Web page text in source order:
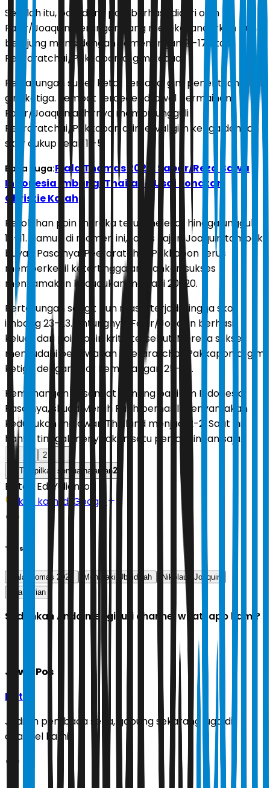
Setelah itu, poin demi poin berhasil dicuri oleh
Fajar/Joaquin. Serangan yang mereka lancarkan pun
berujung manis dengan kemenangan 21-17 atas
Peeraratchai/Pakkapon di gim kedua.
Pertarungan super ketat tersaji di gim penentuan alias
gim ketiga. Sempat tercecer di awal permainan,
Fajar/Joaquin akhirnya mampu ungguli
Peeraratchai/Pakkapon di interval gim ketiga dengan
skor cukup telak 11-5.
Baca Juga:Piala Thomas 2026: Sabar/Reza Bawa
Indonesia Imbangi Thailand Usai Jonatan
Christie Kalah
Perolehan poin mereka terus melesat hingga unggul
18-11. Namun di momen ini, fokus Fajar/Joaquin tampak
buyar. Pasalnya, Peeraratchai/Pakkapon terus
memperkecil ketertinggalan, bahkan sukses
menyamakan kedudukan menjadi 20-20.
Pertarungan sengit pun masih terjadi hingga skor
imbang 23-23. Untungnya, Fajar/Joaquin berhasil
keluar dari poin-poin kritis tersebut. Mereka sukses
menyudahi perlawanan Peeraratchai/Pakkapon di gim
ketiga dengan skor kemenangan 25-23.
Kemenangan ini sangat penting bagi tim Indonesia.
Pasalnya, skuad Merah Putih berhasil menyamakan
kedudukan melawan Thailand menjadi 2-2. Saat ini,
hanya tinggal menyisakan satu pertandingan saja.
2
Tampilkan semua halaman2
Editor: Edi Yulianto
Ikuti kami di Google
Tags
piala thomas 2026 Moh Zaki Ubaidillah
Nikolaus Joaquin
fajar alfian
Sudahkah Anda mengikuti channel whatsapp kami?
Jawa Pos
Ikuti
Jadilah pembaca setia, gabung sekarang juga di
channel kami!